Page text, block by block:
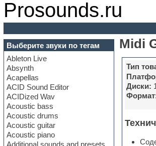
Prosounds.ru
Выберите звуки по тегам
Ableton Live
Absynth
Acapellas
ACID Sound Editor
ACIDized Wav
Acoustic bass
Acoustic drums
Acoustic guitar
Acoustic piano
Additional sounds and presets
Midi
Тип
Диски: